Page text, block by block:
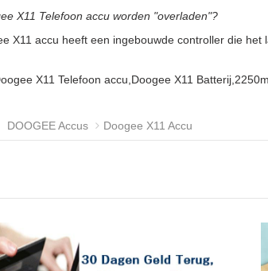
X11 Telefoon accu worden "overladen"?
X11 accu heeft een ingebouwde controller die
X11 Telefoon accu,Doogee X11
DOOGEE Accus Doogee X11 Accu